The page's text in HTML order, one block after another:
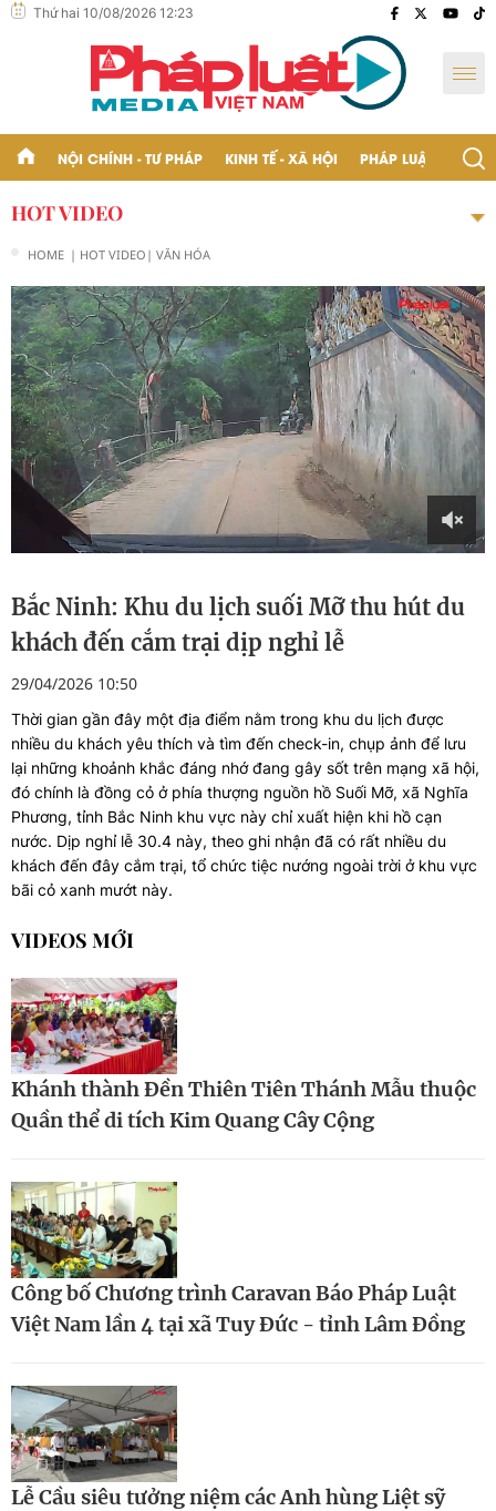
Thứ hai 10/08/2026 12:23
NỘI CHÍNH - TƯ PHÁP KINH TẾ - XÃ HỘI PHÁP LUẬT - BẠN
HOT VIDEO
HOME | HOT VIDEO | VĂN HÓA
Bắc Ninh: Khu du lịch suối Mỡ thu hút du
khách đến cắm trại dịp nghỉ lễ
29/04/2026 10:50
Thời gian gần đây một địa điểm nằm trong khu du lịch được
nhiều du khách yêu thích và tìm đến check-in, chụp ảnh để lưu
lại những khoảnh khắc đáng nhớ đang gây sốt trên mạng xã hội,
đó chính là đồng cỏ ở phía thượng nguồn hồ Suối Mỡ, xã Nghĩa
Phương, tỉnh Bắc Ninh khu vực này chỉ xuất hiện khi hồ cạn
nước. Dịp nghỉ lễ 30.4 này, theo ghi nhận đã có rất nhiều du
khách đến đây cắm trại, tổ chức tiệc nướng ngoài trời ở khu vực
bãi cỏ xanh mướt này.
VIDEOS MỚI
Khánh thành Đền Thiên Tiên Thánh Mẫu thuộc
Quần thể di tích Kim Quang Cây Cộng
Công bố Chương trình Caravan Báo Pháp Luật
Việt Nam lần 4 tại xã Tuy Đức - tỉnh Lâm Đồng
Lễ Cầu siêu tưởng niệm các Anh hùng Liệt sỹ